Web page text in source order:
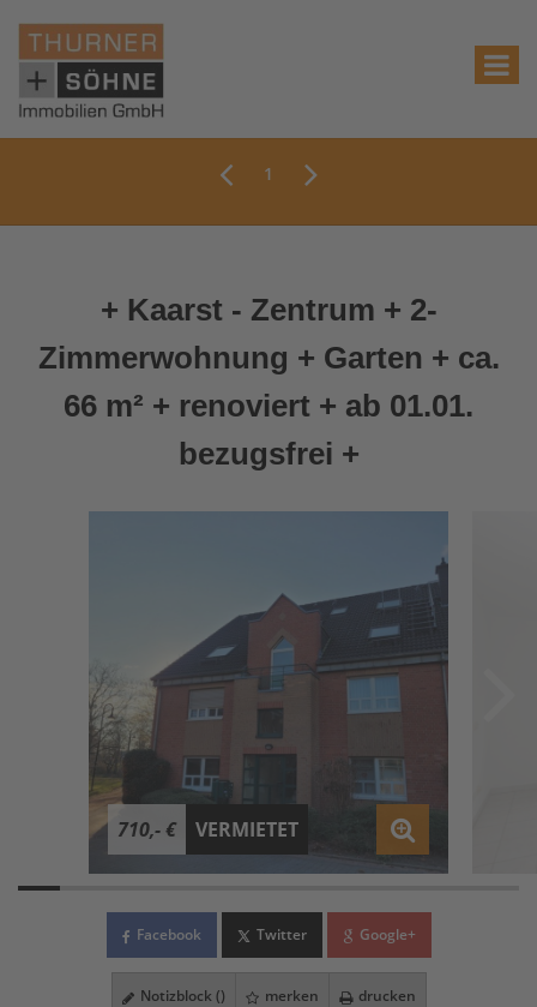
1
+ Kaarst - Zentrum + 2-
Zimmerwohnung + Garten + ca.
66 m² + renoviert + ab 01.01.
bezugsfrei +
710,- € VERMIETET
Facebook Twitter Google+
Notizblock () merken drucken